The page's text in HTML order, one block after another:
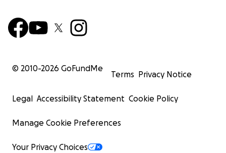
© 2010-2026 GoFundMe
Terms Privacy Notice
Legal Accessibility Statement Cookie Policy
Manage Cookie Preferences
Your Privacy Choices